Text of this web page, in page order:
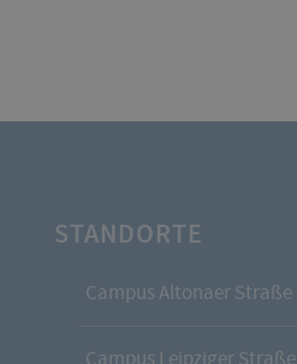
STANDORTE
Campus Altonaer Straße
Campus Leipziger Straße